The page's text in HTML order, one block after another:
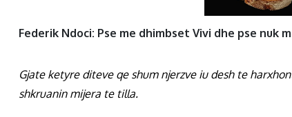
Federik Ndoci: Pse me dhimbset Vivi dhe pse nuk
Gjate ketyre diteve qe shum njerzve iu desh te
shkruanin mijera te tilla.